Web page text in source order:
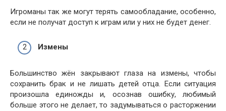
Игроманы так же могут терять самообладание, особенно,
если не получат доступ к играм или у них не будет денег.
Измены
Большинство жён закрывают глаза на измены, чтобы
сохранить брак и не лишать детей отца. Если ситуация
произошла единожды и, осознав ошибку, любимый
больше этого не делает, то задумываться о расторжении